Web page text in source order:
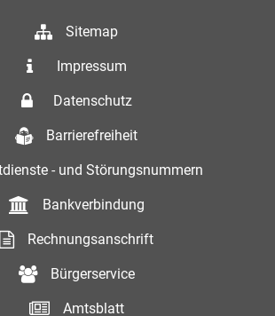
Sitemap
Impressum
Datenschutz
Barrierefreiheit
- und Störungsnummern
Bankverbindung
Rechnungsanschrift
Bürgerservice
Amtsblatt